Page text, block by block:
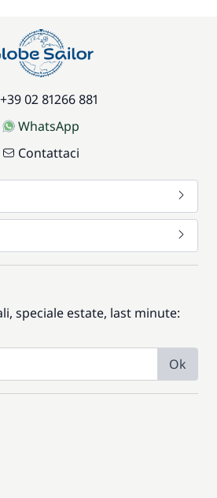
+39 02 81266 881
WhatsApp
Contattaci
speciale estate, last minute:
Ok